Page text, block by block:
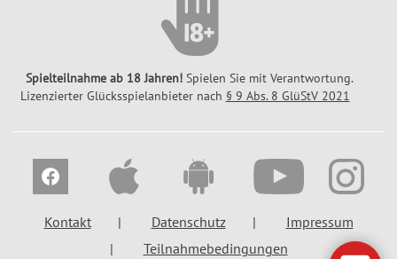
Spielteilnahme ab 18 Jahren! Spielen Sie mit Verantwortung.
Lizenzierter Glücksspielanbieter nach § 9 Abs. 8 GlüStV 2021
Kontakt Datenschutz
Impressum
Teilnahmebedingungen